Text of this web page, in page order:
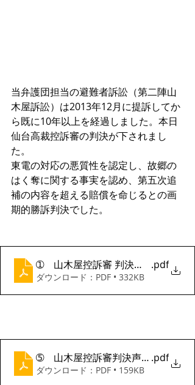
当弁護団担当の避難者訴訟（第二陣山
木屋訴訟）は2013年12月に提訴してか
ら既に10年以上を経過しました。本日
仙台高裁控訴審の判決が下されまし
た。
東電の対応の悪質性を認定し、故郷の
はく奪に関する事実を認め、第五次追
補の内容を超える賠償を命じるとの画
期的勝訴判決でした。
➀ 山木屋控訴審 判決期日サマリー
.pdf
ダウンロード：PDF • 332KB
➄ 山木屋控訴審判決声明 .pdf
ダウンロード：PDF • 159KB